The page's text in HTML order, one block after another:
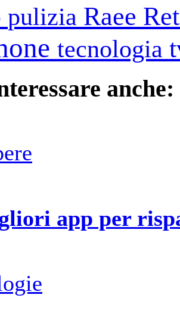
pulizia Raee
tecnologia
anche:
app per